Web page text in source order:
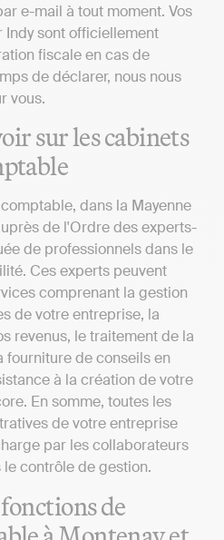
e-mail à tout moment. Vos
sont officiellement
fiscale en cas de
de déclarer, nous nous
vous.
sur les cabinets
dans la Mayenne
de l'Ordre des experts-
de professionnels dans le
Ces experts peuvent
comprenant la gestion
de votre entreprise, la
revenus, le traitement de la
fourniture de conseils en
à la création de votre
En somme, toutes les
de votre entreprise
par les collaborateurs
contrôle de gestion.
de